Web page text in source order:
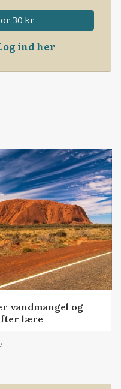
30 kr
ind her
vandmangel og
lære